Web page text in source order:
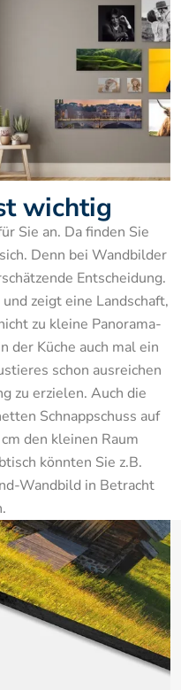
wichtig
Sie an. Da finden Sie
Denn bei Wandbilder
Entscheidung.
zeigt eine Landschaft,
zu kleine Panorama-
der Küche auch mal ein
schon ausreichen
zu erzielen. Auch die
Schnappschuss auf
den kleinen Raum
könnten Sie z.B.
Wandbild in Betracht